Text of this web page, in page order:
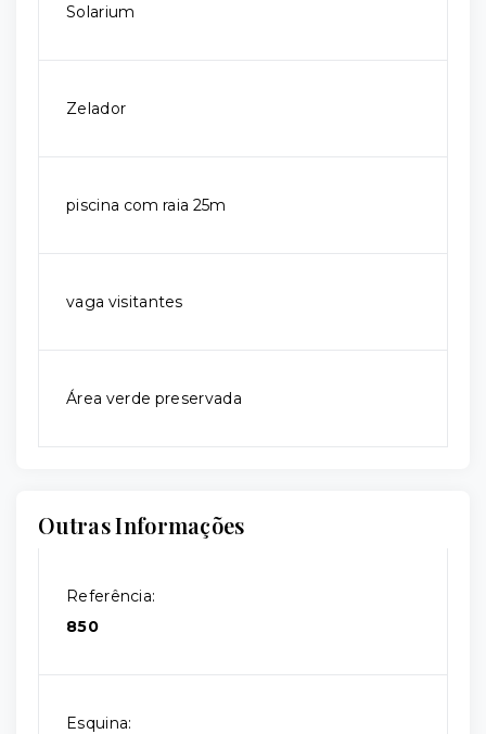
Solarium
Zelador
piscina com raia 25m
vaga visitantes
Área verde preservada
Outras Informações
Referência:
850
Esquina: